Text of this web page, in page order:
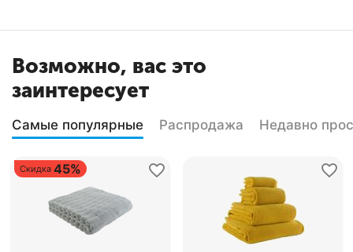
Возможно, вас это
заинтересует
Самые популярные Распродажа Недавно
Скидка 45%